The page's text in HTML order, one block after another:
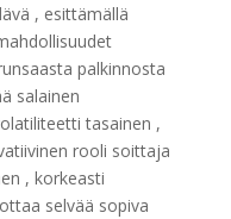
, esittämällä
palkinnosta
salainen
tasainen ,
rooli soittaja
, korkeasti
selvää sopiva